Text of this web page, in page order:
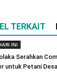
TERKAIT
INI
Serahkan
untuk Petani